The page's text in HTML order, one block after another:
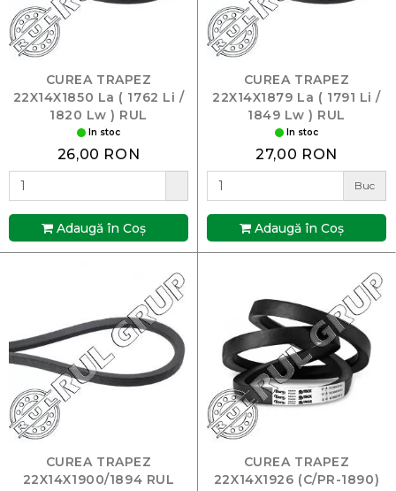
CUREA TRAPEZ
22X14X1850 La ( 1762 Li /
1820 Lw ) RUL
In stoc
26,00 RON
Adaugă în Coş
CUREA TRAPEZ
22X14X1879 La ( 1791 Li /
1849 Lw ) RUL
In stoc
27,00 RON
Buc
Adaugă în Coş
CUREA TRAPEZ
22X14X1900/1894 RUL
CUREA TRAPEZ
22X14X1926 (C/PR-1890)